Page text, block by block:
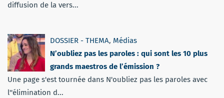
diffusion de la vers...
DOSSIER - THEMA, Médias
N’oubliez pas les paroles : qui sont les 10 plus
grands maestros de l’émission ?
Une page s'est tournée dans N'oubliez pas les paroles avec
l''élimination d...